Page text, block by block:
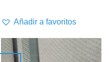
Añadir a favoritos